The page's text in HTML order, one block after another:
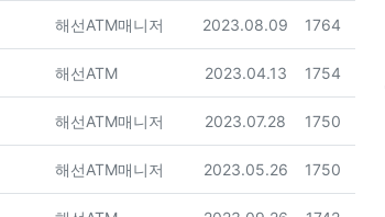
등록자
해선ATM매니저 등록일
2023.08.09 조회
1764
등록자
해선ATM 등록일
2023.04.13 조회
1754
등록자
해선ATM매니저 등록일
2023.07.28 조회
1750
등록자
해선ATM매니저 등록일
2023.05.26 조회
1750